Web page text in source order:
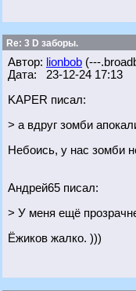
Re: 3 D заборы.
Автор: lionbob (---
Дата: 23-12-24 17:13
KAPER писал:
> а вдруг зомби
Небоись, у нас зомби
Андрей65 писал:
> У меня ещё
Ёжиков жалко. )))